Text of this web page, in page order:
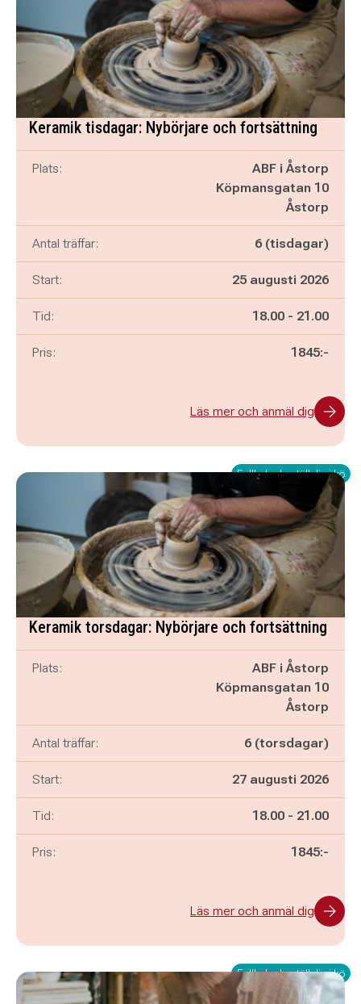
Keramik tisdagar: Nybörjare och fortsättning
Plats:
ABF i Åstorp
Köpmansgatan 10
Åstorp
Antal träffar: 6 (tisdagar)
Start: 25 augusti 2026
Tid: Pågår mellan
18.00 - och
21.00
Pris: 1845:-
Läs mer och anmäl dig
Fullbokad - ställ dig i kö
Keramik torsdagar: Nybörjare och fortsättning
Plats:
ABF i Åstorp
Köpmansgatan 10
Åstorp
Antal träffar: 6 (torsdagar)
Start: 27 augusti 2026
Tid: Pågår mellan
18.00 - och
21.00
Pris: 1845:-
Läs mer och anmäl dig
Fullbokad - ställ dig i kö